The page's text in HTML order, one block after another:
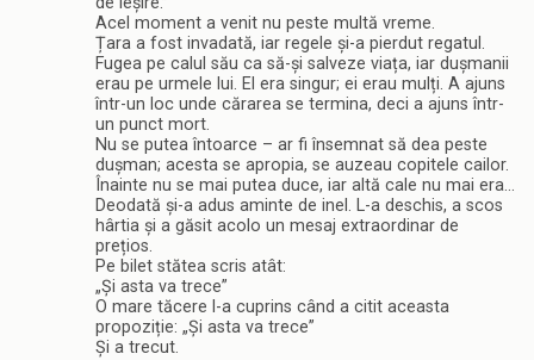
Acel moment a venit nu peste multă vreme.
Țara a fost invadată, iar regele și-a pierdut regatul.
Fugea pe calul său ca să-și salveze viața, iar dușmanii
erau pe urmele lui. El era singur; ei erau mulți. A ajuns
într-un loc unde cărarea se termina, deci a ajuns într-
un punct mort.
Nu se putea întoarce – ar fi însemnat să dea peste
dușman; acesta se apropia, se auzeau copitele cailor.
Înainte nu se mai putea duce, iar altă cale nu mai era…
Deodată și-a adus aminte de inel. L-a deschis, a scos
hârtia și a găsit acolo un mesaj extraordinar de
prețios.
Pe bilet stătea scris atât:
„Și asta va trece”
O mare tăcere l-a cuprins când a citit aceasta
propoziție: „Și asta va trece”
Și a trecut.